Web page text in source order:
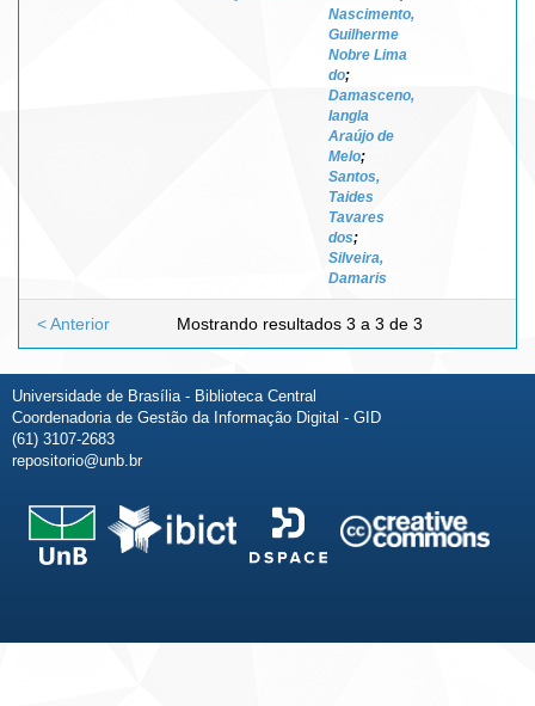
Nascimento,
Guilherme
Nobre Lima
do;
Damasceno,
Iangla
Araújo de
Melo;
Santos,
Taides
Tavares
dos;
Silveira,
Damaris
Mostrando resultados 3 a 3 de 3
< Anterior
Universidade de Brasília - Biblioteca Central
Coordenadoria de Gestão da Informação Digital - GID
(61) 3107-2683
repositorio@unb.br